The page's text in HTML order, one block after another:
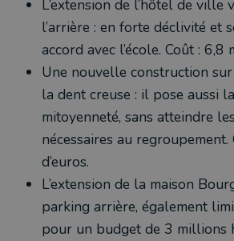
L’extension de l’hôtel de ville
l’arrière : en forte déclivité et
accord avec l’école. Coût :
Une nouvelle construction
la dent creuse : il pose aussi
mitoyenneté, sans atteindre
nécessaires au
d’euros.
L’extension de la maison
parking arrière, également
pour un budget de 3 millions